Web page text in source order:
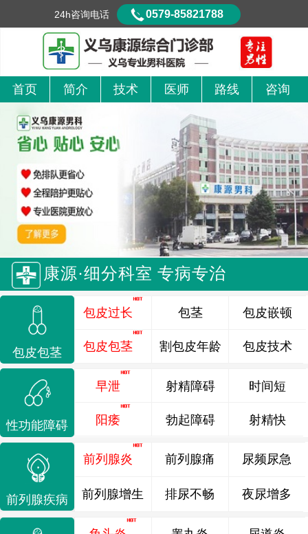
首页 简介 技术 医师 路线 咨询
康源·细分科室 专病专治
包皮包茎
包皮过长
包皮包茎
包茎
割包皮年龄
包皮嵌顿
包皮技术
性功能障碍
早泄
阳痿
射精障碍
勃起障碍
时间短
射精快
前列腺疾病
前列腺炎 前列腺痛 尿频尿急
前列腺增生 排尿不畅 夜尿增多
24h咨询电话 0579-85821788